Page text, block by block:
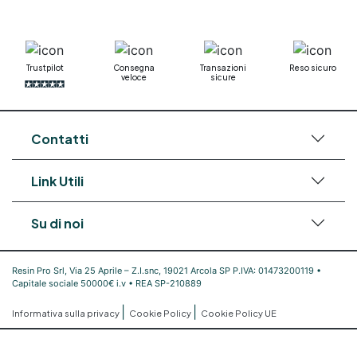
Trustpilot
Consegna
veloce
Transazioni
sicure
Reso sicuro
Contatti
Link Utili
Su di noi
Resin Pro Srl, Via 25 Aprile – Z.I.snc, 19021 Arcola SP P.IVA: 01473200119 •
Capitale sociale 50000€ i.v • REA SP-210889
Informativa sulla privacy Cookie Policy Cookie Policy UE